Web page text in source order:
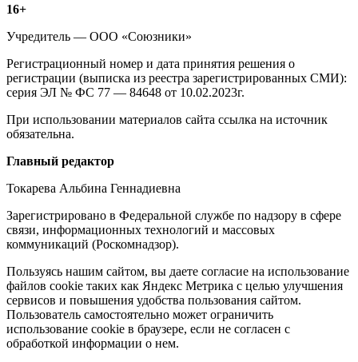
Информация
о
издании
16+
Учредитель — ООО «Союзники»
Регистрационный номер и дата принятия решения о
регистрации (выписка из реестра зарегистрированных СМИ):
серия ЭЛ № ФС 77 — 84648 от 10.02.2023г.
При использовании материалов сайта ссылка на источник
обязательна.
Редакция
Главный редактор
Токарева Альбина Геннадиевна
Зарегистрировано в Федеральной службе по надзору в сфере
связи, информационных технологий и массовых
коммуникаций (Роскомнадзор).
Политика
cookie
Пользуясь нашим сайтом, вы даете согласие на использование
файлов cookie таких как Яндекс Метрика с целью улучшения
сервисов и повышения удобства пользования сайтом.
Пользователь самостоятельно может ограничить
использование cookie в браузере, если не согласен с
обработкой информации о нем.